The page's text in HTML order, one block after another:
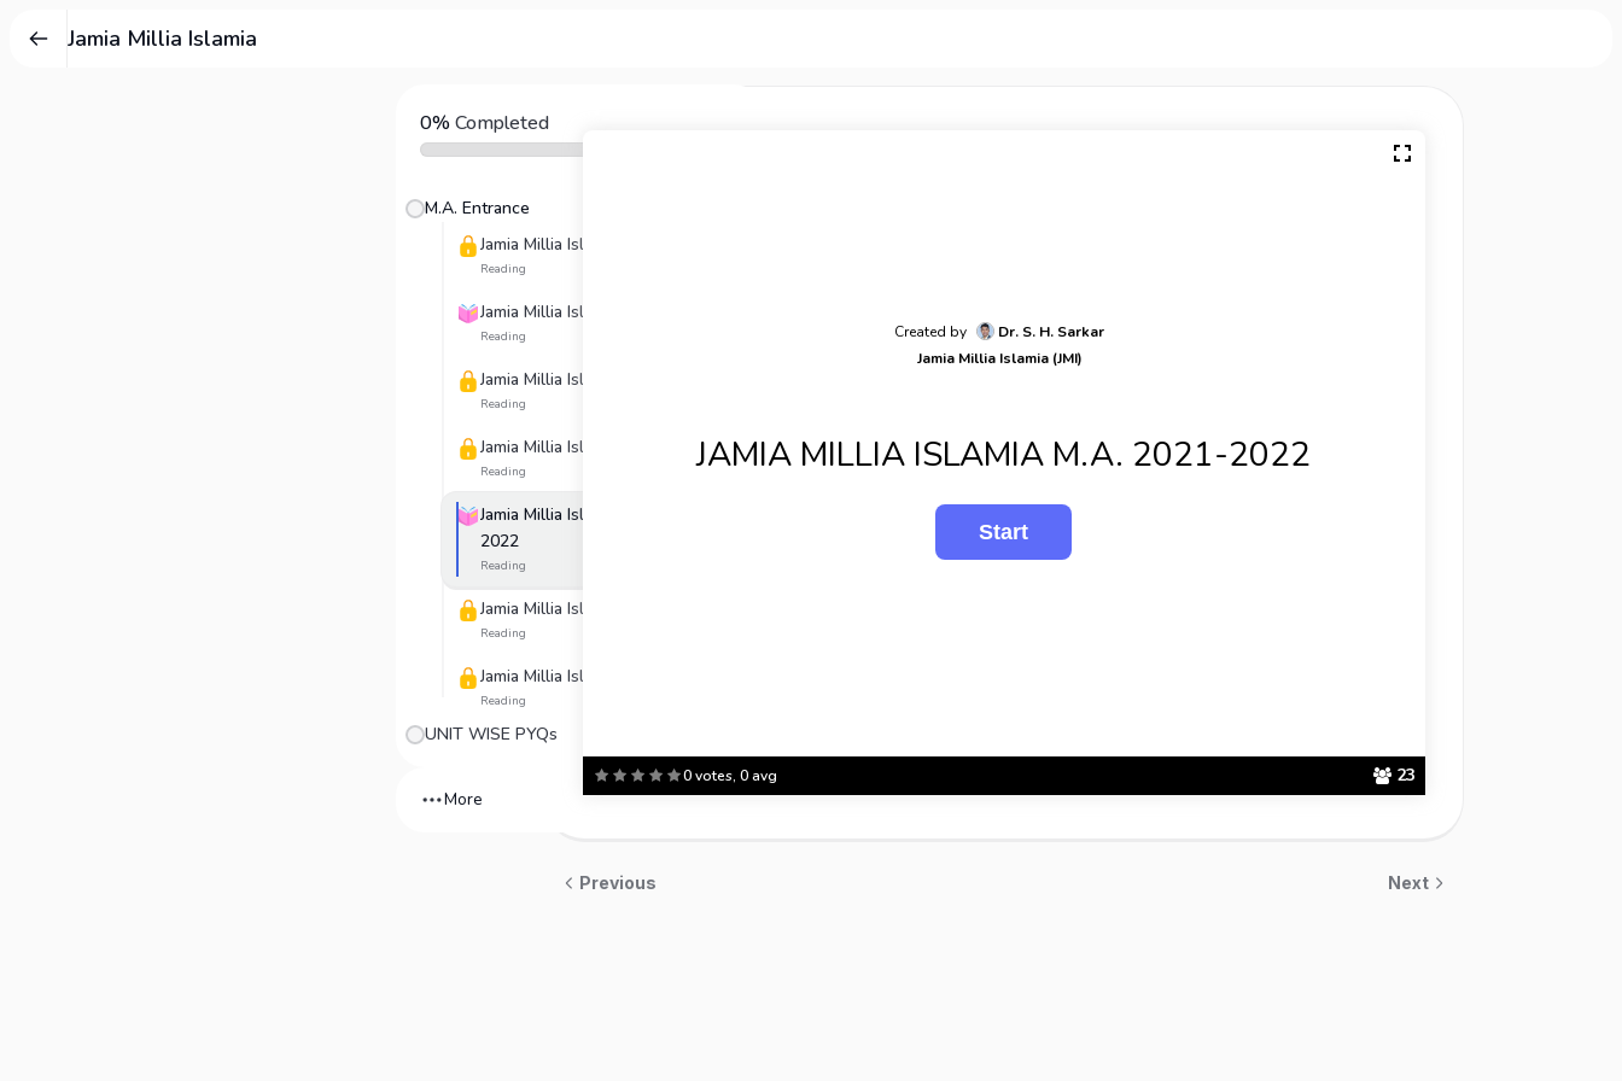
Jamia Millia Islamia
0%Completed
M.A. Entrance
Jamia Millia Islamia M. A. 2016
Reading
Jamia Millia Islamia M.A. 2017
Reading
Jamia Millia Islamia M. A. 2018
Reading
Jamia Millia Islamia M. A. 2019
Reading
Jamia Millia Islamia M.A. 2021-
2022
Reading
Jamia Millia Islamia M. A. 2022
Reading
Jamia Millia Islamia M. A. 2023
Reading
UNIT WISE PYQs
More
0 votes, 0 avg 23
Created by
Dr. S. H. Sarkar
Jamia Millia Islamia (JMI)
JAMIA MILLIA ISLAMIA M.A. 2021-2022
Previous Next